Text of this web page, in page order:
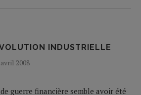
INDUSTRIELLE
avril 2008
guerre financière semble avoir été